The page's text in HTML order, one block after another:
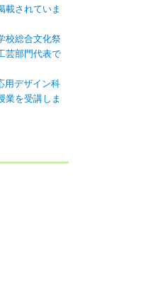
載されていま
校総合文化祭
芸部門代表で
用デザイン科
を受講しま